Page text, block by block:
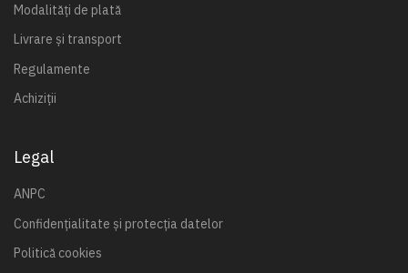
Modalități de plată
Livrare și transport
Regulamente
Achiziții
Legal
ANPC
Confidențialitate și protecția datelor
Politică cookies